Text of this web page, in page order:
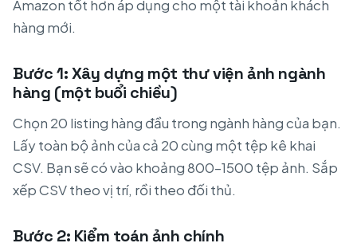
Amazon tốt hơn áp dụng cho một tài khoản khách
hàng mới.
Bước 1: Xây dựng một thư viện ảnh ngành
hàng (một buổi chiều)
Chọn 20 listing hàng đầu trong ngành hàng của bạn.
Lấy toàn bộ ảnh của cả 20 cùng một tệp kê khai
CSV. Bạn sẽ có vào khoảng 800–1500 tệp ảnh. Sắp
xếp CSV theo vị trí, rồi theo đối thủ.
Bước 2: Kiểm toán ảnh chính